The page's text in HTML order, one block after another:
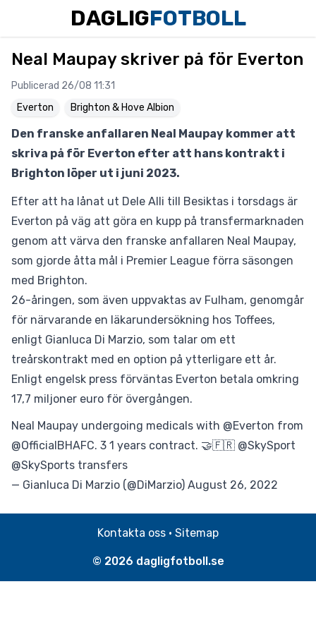
DAGLIGFOTBOLL
Neal Maupay skriver på för Everton
Publicerad 26/08 11:31
Everton
Brighton & Hove Albion
Den franske anfallaren Neal Maupay kommer att
skriva på för Everton efter att hans kontrakt i
Brighton löper ut i juni 2023.
Efter att ha lånat ut Dele Alli till Besiktas i torsdags är
Everton på väg att göra en kupp på transfermarknaden
genom att värva den franske anfallaren Neal Maupay,
som gjorde åtta mål i Premier League förra säsongen
med Brighton.
26-åringen, som även uppvaktas av Fulham, genomgår
för närvarande en läkarundersökning hos Toffees,
enligt Gianluca Di Marzio, som talar om ett
treårskontrakt med en option på ytterligare ett år.
Enligt engelsk press förväntas Everton betala omkring
17,7 miljoner euro för övergången.
Neal Maupay undergoing medicals with @Everton from
@OfficialBHAFC. 3 1 years contract. 🤝🇫🇷 @SkySport
@SkySports transfers
— Gianluca Di Marzio (@DiMarzio) August 26, 2022
Kontakta oss · Sitemap
© 2026 dagligfotboll.se